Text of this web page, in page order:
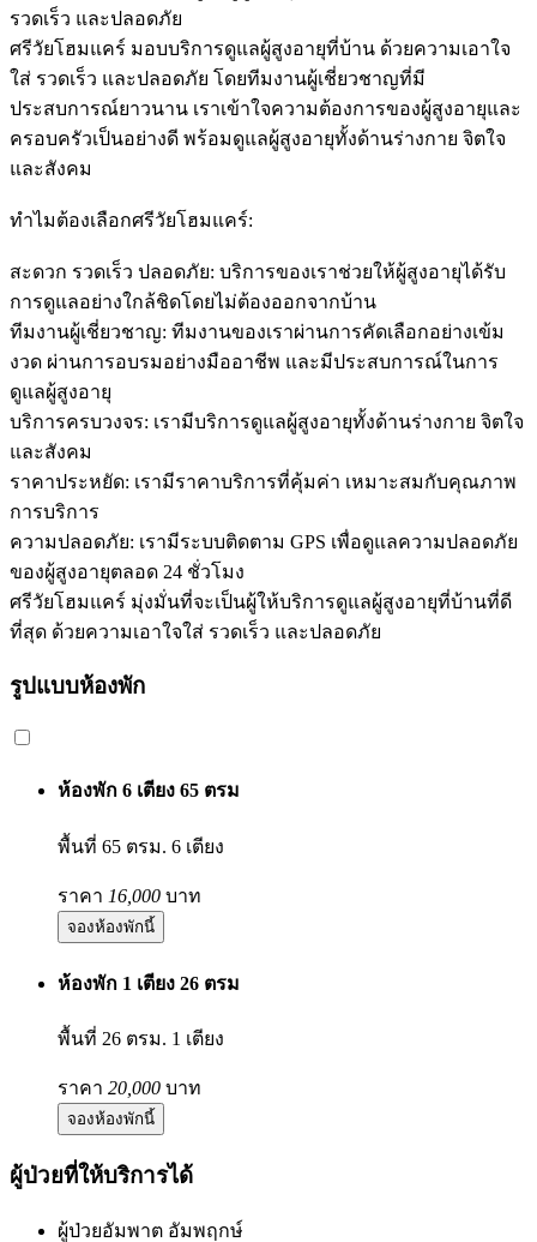
รวดเร็ว และปลอดภัย
ศรีวัยโฮมแคร์ มอบบริการดูแลผู้สูงอายุที่บ้าน ด้วยความเอาใจ
ใส่ รวดเร็ว และปลอดภัย โดยทีมงานผู้เชี่ยวชาญที่มี
ประสบการณ์ยาวนาน เราเข้าใจความต้องการของผู้สูงอายุและ
ครอบครัวเป็นอย่างดี พร้อมดูแลผู้สูงอายุทั้งด้านร่างกาย จิตใจ
และสังคม
ทำไมต้องเลือกศรีวัยโฮมแคร์:
สะดวก รวดเร็ว ปลอดภัย: บริการของเราช่วยให้ผู้สูงอายุได้รับ
การดูแลอย่างใกล้ชิดโดยไม่ต้องออกจากบ้าน
ทีมงานผู้เชี่ยวชาญ: ทีมงานของเราผ่านการคัดเลือกอย่างเข้ม
งวด ผ่านการอบรมอย่างมืออาชีพ และมีประสบการณ์ในการ
ดูแลผู้สูงอายุ
บริการครบวงจร: เรามีบริการดูแลผู้สูงอายุทั้งด้านร่างกาย จิตใจ
และสังคม
ราคาประหยัด: เรามีราคาบริการที่คุ้มค่า เหมาะสมกับคุณภาพ
การบริการ
ความปลอดภัย: เรามีระบบติดตาม GPS เพื่อดูแลความปลอดภัย
ของผู้สูงอายุตลอด 24 ชั่วโมง
ศรีวัยโฮมแคร์ มุ่งมั่นที่จะเป็นผู้ให้บริการดูแลผู้สูงอายุที่บ้านที่ดี
ที่สุด ด้วยความเอาใจใส่ รวดเร็ว และปลอดภัย
รูปแบบห้องพัก
ห้องพัก 6 เตียง 65 ตรม
พื้นที่ 65 ตรม. 6 เตียง
ราคา 16,000 บาท
จองห้องพักนี้
ห้องพัก 1 เตียง 26 ตรม
พื้นที่ 26 ตรม. 1 เตียง
ราคา 20,000 บาท
จองห้องพักนี้
ผู้ป่วยที่ให้บริการได้
ผู้ป่วยอัมพาต อัมพฤกษ์